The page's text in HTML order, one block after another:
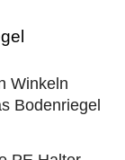
Winkeln
Bodenriegel